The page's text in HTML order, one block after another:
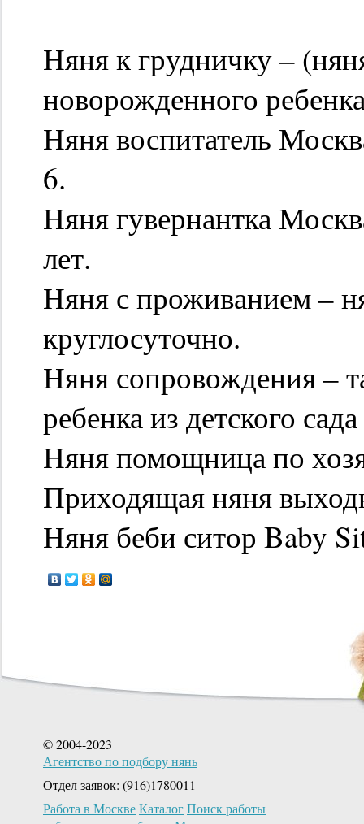
Няня к грудничку –
новорожденного
Няня воспитатель
6.
Няня гувернантка
лет.
Няня с проживанием –
круглосуточно.
Няня сопровождения –
ребенка из детского
Няня помощница по
Приходящая няня
Няня беби ситор Baby
© 2004-2023
Агентство по подбору нянь
Отдел заявок: (916)1780011
Работа в МосквеКаталогПоиск работы